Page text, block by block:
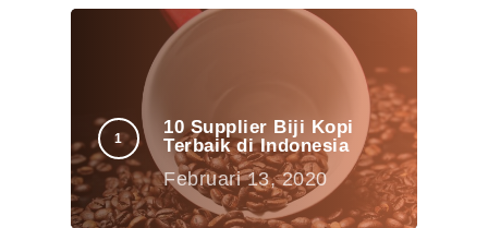
10 Supplier Biji Kopi
Terbaik di Indonesia
Februari 13, 2020